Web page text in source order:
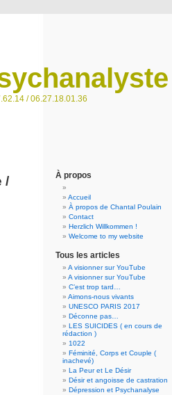
/ 06.27.18.01.36
/
À propos
Accueil
À propos de Chantal Poulain
Contact
Herzlich Willkommen !
Welcome to my website
Tous les articles
A visionner sur YouTube
A visionner sur YouTube
C’est trop tard…
Aimons-nous vivants
UNESCO PARIS 2017
Déconne pas…
LES SUICIDES ( en cours de
rédaction )
1022
Féminité, Corps et Couple (
inachevé)
La Peur et Le Désir
Désir et angoisse de castration
Dépression et Psychanalyse